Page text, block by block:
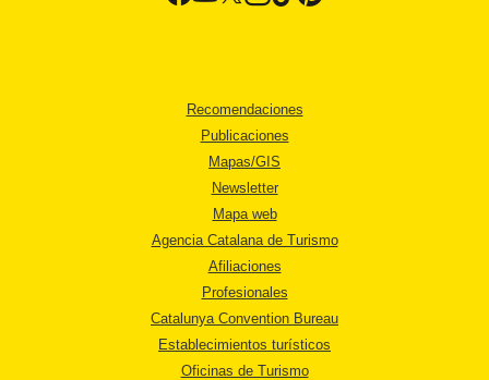
Recomendaciones
Publicaciones
Mapas/GIS
Newsletter
Mapa web
Agencia Catalana de Turismo
Afiliaciones
Profesionales
Catalunya Convention Bureau
Establecimientos turísticos
Oficinas de Turismo